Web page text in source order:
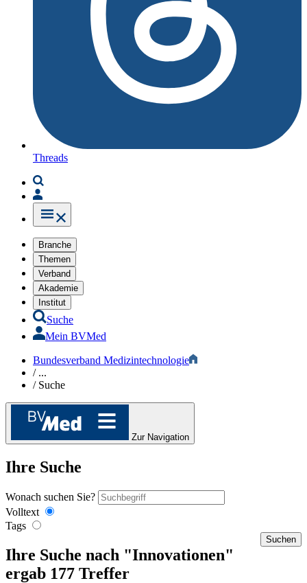
Threads
Branche
Themen
Verband
Akademie
Institut
Suche
Mein BVMed
Bundesverband Medizintechnologie
/...
/Suche
Zur Navigation
Ihre Suche
Wonach suchen Sie?
Volltext
Tags
Ihre Suche nach "Innovationen"
ergab 177 Treffer